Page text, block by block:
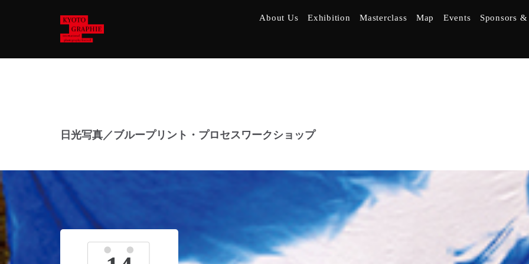
About Us Exhibition Masterclass Map Events Sponsors &
日光写真／ブループリント・プロセスワークショップ